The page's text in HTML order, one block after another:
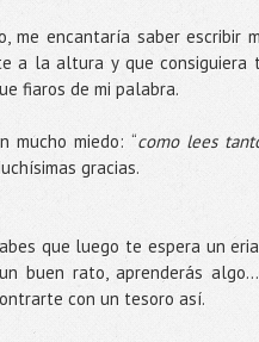
me encantaría saber escribir
a la altura y que consiguiera
fiaros de mi palabra.
mucho miedo: “como lees
gracias.
que luego te espera un
buen rato, aprenderás
con un tesoro así.